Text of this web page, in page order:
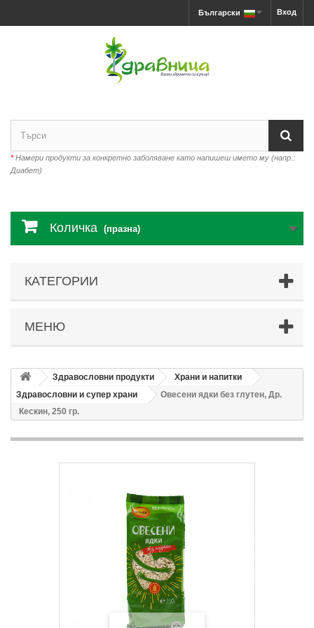
Вход
Български
*Намери продукти за конкретно заболяване като напишеш името му (напр.:
Диабет)
Количка (празна)
КАТЕГОРИИ
МЕНЮ
Здравословни продукти
Храни и напитки
Здравословни и супер храни
Овесени ядки без глутен, Др.
Кескин, 250 гр.